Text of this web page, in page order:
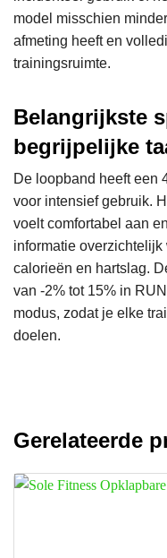
model misschien
afmeting heeft en
trainingsruimte.
Belangrijkste
begrijpelijke
De loopband heeft een
voor intensief gebruik.
voelt comfortabel aan
informatie
calorieën en hartslag.
van -2% tot 15% in
modus, zodat je elke
doelen.
Gerelateerde